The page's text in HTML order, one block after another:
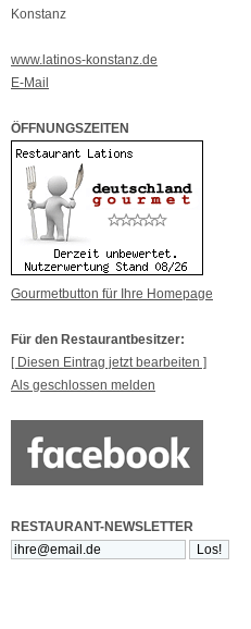
www.latinos-konstanz.de
E-Mail
ÖFFNUNGSZEITEN
Gourmetbutton für Ihre Homepage
Für den Restaurantbesitzer:
[ Diesen Eintrag jetzt bearbeiten ]
Als geschlossen melden
RESTAURANT-NEWSLETTER